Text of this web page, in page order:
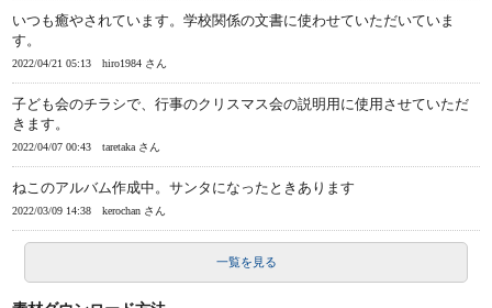
いつも癒やされています。学校関係の文書に使わせていただいていま
す。
2022/04/21 05:13 hiro1984 さん
子ども会のチラシで、行事のクリスマス会の説明用に使用させていただ
きます。
2022/04/07 00:43 taretaka さん
ねこのアルバム作成中。サンタになったときあります
2022/03/09 14:38 kerochan さん
一覧を見る